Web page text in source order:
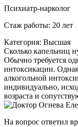
Психиатр-нарколог
Стаж работы: 20 лет
Категория: Высшая
Сколько капельниц
Обычно требуется
интоксикации.
алкогольной
индивидуально,
возраста и
На вопрос ответил